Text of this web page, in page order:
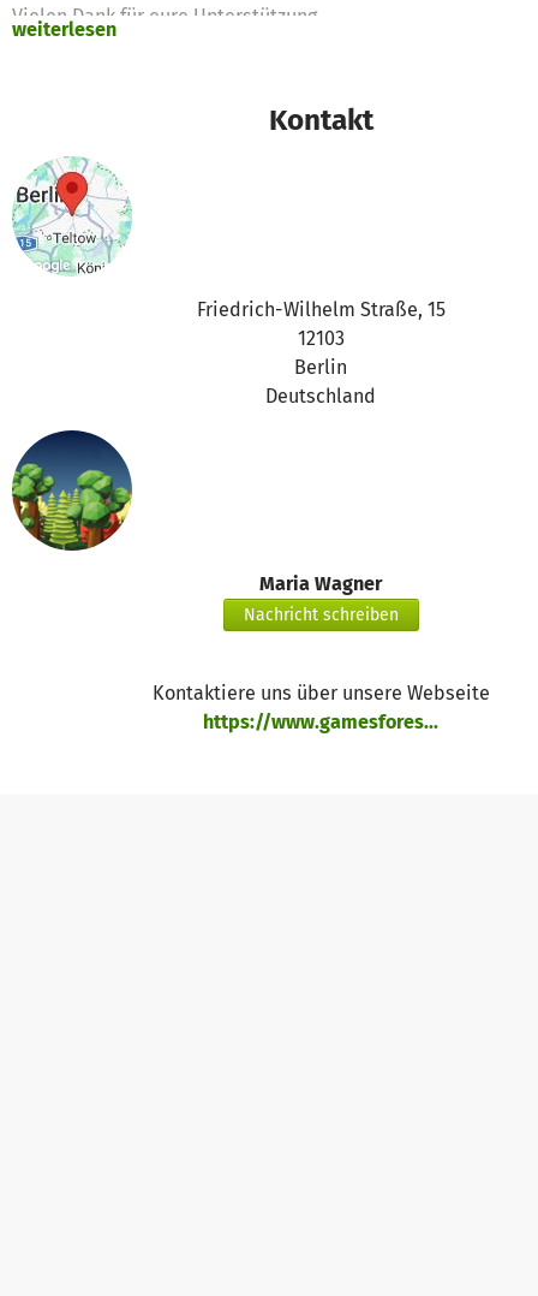
Vielen Dank für eure Unterstützung,
weiterlesen
Kontakt
Friedrich-Wilhelm Straße, 15
12103
Berlin
Deutschland
Maria Wagner
Nachricht schreiben
Kontaktiere uns über unsere Webseite
https://www.gamesfores...